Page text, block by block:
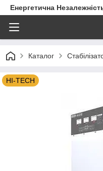
Енергетична
Каталог
HI-TECH